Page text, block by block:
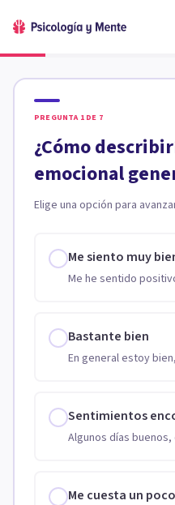
PREGUNTA 1 DE 7
¿Cómo
emocional
Elige una opción para
Me siento muy
Me he sentido
Bastante bien
En general estoy
Sentimientos
Algunos días
Me cuesta un poco